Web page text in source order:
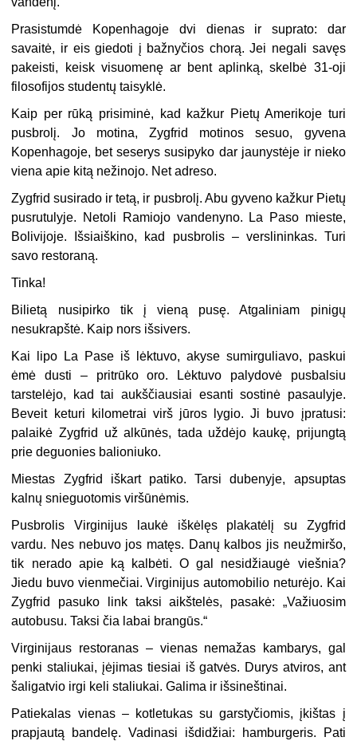
Prasistumdė Kopenhagoje dvi dienas ir suprato: dar
savaitė, ir eis giedoti į bažnyčios chorą. Jei negali savęs
pakeisti, keisk visuomenę ar bent aplinką, skelbė 31-oji
filosofijos studentų taisyklė.
Kaip per rūką prisiminė, kad kažkur Pietų Amerikoje turi
pusbrolį. Jo motina, Zygfrid motinos sesuo, gyvena
Kopenhagoje, bet seserys susipyko dar jaunystėje ir nieko
viena apie kitą nežinojo. Net adreso.
Zygfrid susirado ir tetą, ir pusbrolį. Abu gyveno kažkur Pietų
pusrutulyje. Netoli Ramiojo vandenyno. La Paso mieste,
Bolivijoje. Išsiaiškino, kad pusbrolis – verslininkas. Turi
savo restoraną.
Tinka!
Bilietą nusipirko tik į vieną pusę. Atgaliniam pinigų
nesukrapštė. Kaip nors išsivers.
Kai lipo La Pase iš lėktuvo, akyse sumirguliavo, paskui
ėmė dusti – pritrūko oro. Lėktuvo palydovė pusbalsiu
tarstelėjo, kad tai aukščiausiai esanti sostinė pasaulyje.
Beveit keturi kilometrai virš jūros lygio. Ji buvo įpratusi:
palaikė Zygfrid už alkūnės, tada uždėjo kaukę, prijungtą
prie deguonies balioniuko.
Miestas Zygfrid iškart patiko. Tarsi dubenyje, apsuptas
kalnų snieguotomis viršūnėmis.
Pusbrolis Virginijus laukė iškėlęs plakatėlį su Zygfrid
vardu. Nes nebuvo jos matęs. Danų kalbos jis neužmiršo,
tik nerado apie ką kalbėti. O gal nesidžiaugė viešnia?
Jiedu buvo vienmečiai. Virginijus automobilio neturėjo. Kai
Zygfrid pasuko link taksi aikštelės, pasakė: „Važiuosim
autobusu. Taksi čia labai brangūs.“
Virginijaus restoranas – vienas nemažas kambarys, gal
penki staliukai, įėjimas tiesiai iš gatvės. Durys atviros, ant
šaligatvio irgi keli staliukai. Galima ir išsineštinai.
Patiekalas vienas – kotletukas su garstyčiomis, įkištas į
prapjautą bandelę. Vadinasi išdidžiai: hamburgeris. Pati